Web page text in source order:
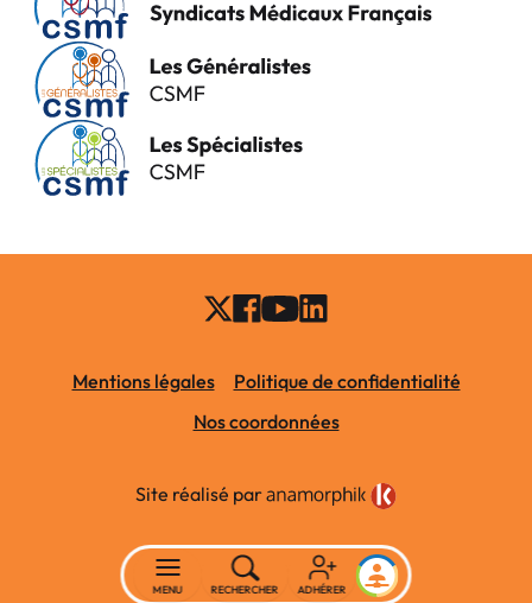
Mentions légales
Politique de confidentialité
Nos coordonnées
Site réalisé par
MENU RECHERCHER ADHÉRER